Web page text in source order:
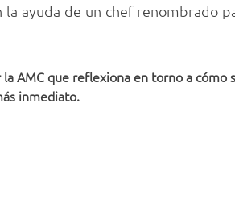
ayuda de un chef renombrado
AMC que reflexiona en torno a cómo
inmediato.